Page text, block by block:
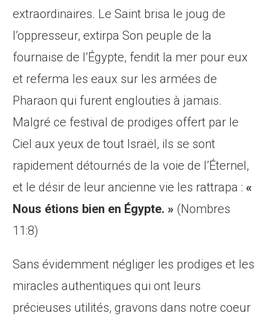
extraordinaires. Le Saint brisa le joug de
l’oppresseur, extirpa Son peuple de la
fournaise de l’Égypte, fendit la mer pour eux
et referma les eaux sur les armées de
Pharaon qui furent englouties à jamais.
Malgré ce festival de prodiges offert par le
Ciel aux yeux de tout Israël, ils se sont
rapidement détournés de la voie de l’Éternel,
et le désir de leur ancienne vie les rattrapa :«
Nous étions bien en Égypte. » (Nombres
11:8)
Sans évidemment négliger les prodiges et les
miracles authentiques qui ont leurs
précieuses utilités, gravons dans notre coeur